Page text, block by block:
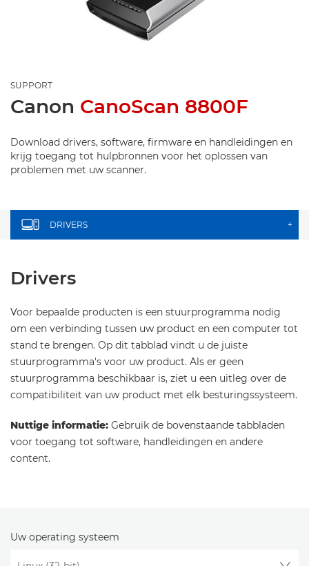
SUPPORT
Canon CanoScan 8800F
Download drivers, software, firmware en handleidingen en
krijg toegang tot hulpbronnen voor het oplossen van
problemen met uw scanner.
DRIVERS +
Drivers
Voor bepaalde producten is een stuurprogramma nodig
om een verbinding tussen uw product en een computer tot
stand te brengen. Op dit tabblad vindt u de juiste
stuurprogramma's voor uw product. Als er geen
stuurprogramma beschikbaar is, ziet u een uitleg over de
compatibiliteit van uw product met elk besturingssysteem.
Nuttige informatie: Gebruik de bovenstaande tabbladen
voor toegang tot software, handleidingen en andere
content.
Uw operating systeem